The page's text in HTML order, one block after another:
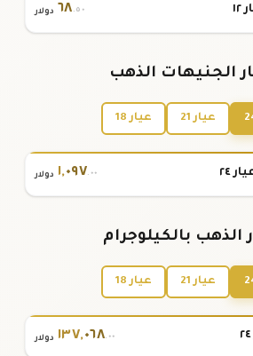
٦٨.٥٠ دولار
الجنيهات الذهب
عيار 21 عيار 18
٢٤ ١,٠٩٧.٠٠ دولار
الذهب بالكيلوجرام
عيار 21 عيار 18
١٣٧,٠٦٨.٠٠ دولار